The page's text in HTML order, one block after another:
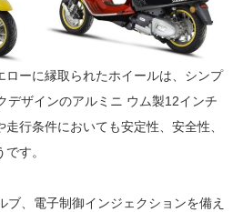
ローに縁取られたホイールは、シンプ
デザインのアルミニ ウム製12インチ
行条件においても安定性、安全性、
す。
ブ、電子制御インジェクションを備え